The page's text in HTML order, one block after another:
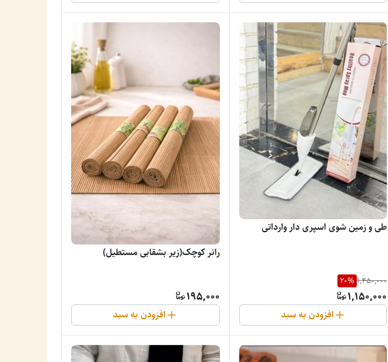
طی و زمین شوی اسپری دار وارداتی
1,450,000
20%
1,150,000
افزودن به سبد
رانر کوچک(زیر بشقابی مستطیل)
195,000
افزودن به سبد